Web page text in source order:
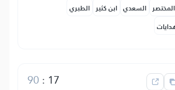
المختصر السعدي ابن كثير الطبري
17
:
90